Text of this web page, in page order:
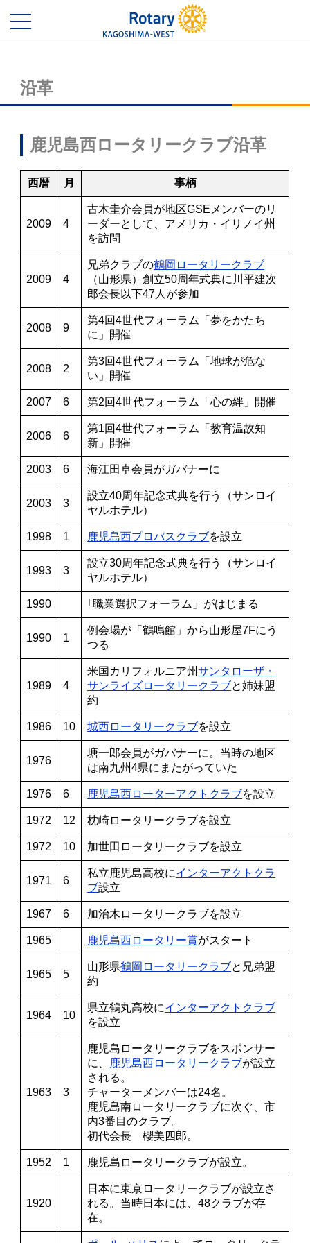
沿革
鹿児島西ロータリークラブ沿革
西暦 月 事柄
2009 4
古木圭介会員が地区GSEメンバーのリ
ーダーとして、アメリカ・イリノイ州
を訪問
2009 4
兄弟クラブの鶴岡ロータリークラブ
（山形県）創立50周年式典に川平建次
郎会長以下47人が参加
2008 9
第4回4世代フォーラム「夢をかたち
に」開催
2008 2
第3回4世代フォーラム「地球が危な
い」開催
2007 6 第2回4世代フォーラム「心の絆」開催
2006 6
第1回4世代フォーラム「教育温故知
新」開催
2003 6 海江田卓会員がガバナーに
2003 3
設立40周年記念式典を行う（サンロイ
ヤルホテル）
1998 1 鹿児島西プロバスクラブを設立
1993 3
設立30周年記念式典を行う（サンロイ
ヤルホテル）
1990 ｢職業選択フォーラム」がはじまる
1990 1
例会場が「鶴鳴館」から山形屋7Fにう
つる
1989 4
米国カリフォルニア州サンタローザ・
サンライズロータリークラブと姉妹盟
約
1986 10 城西ロータリークラブを設立
1976
塘一郎会員がガバナーに。当時の地区
は南九州4県にまたがっていた
1976 6 鹿児島西ローターアクトクラブを設立
1972 12 枕崎ロータリークラブを設立
1972 10 加世田ロータリークラブを設立
1971 6
私立鹿児島高校にインターアクトクラ
ブ設立
1967 6 加治木ロータリークラブを設立
1965 鹿児島西ロータリー賞がスタート
1965 5
山形県鶴岡ロータリークラブと兄弟盟
約
1964 10
県立鶴丸高校にインターアクトクラブ
を設立
1963 3
鹿児島ロータリークラブをスポンサー
に、
鹿児島西ロータリークラブが設立
される。
チャーターメンバーは24名。
鹿児島南ロータリークラブに次ぐ、市
内3番目のクラブ。
初代会長 櫻美四郎。
1952 1 鹿児島ロータリークラブが設立。
1920
日本に東京ロータリークラブが設立さ
れる。当時日本には、48クラブが存
在。